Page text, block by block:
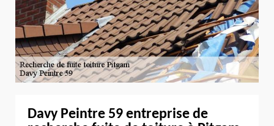
Davy Peintre 59 entreprise de